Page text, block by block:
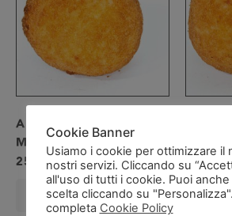
ARANCINI PROSC &
MOZZ CRUDI 200GR
25PZ
Aggiungi al carrello
MOZZ
25PZ
Cookie Banner
Usiamo i cookie per ottimizzare il
nostri servizi. Cliccando su
all'uso di tutti i cookie. Puoi
scelta cliccando su
completa Cookie Policy